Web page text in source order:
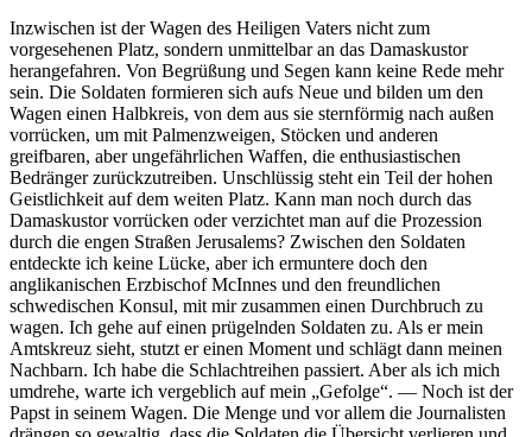
Inzwischen ist der Wagen des Heiligen Vaters nicht zum
vorgesehenen Platz, sondern unmittelbar an das Damaskustor
herangefahren. Von Begrüßung und Segen kann keine Rede mehr
sein. Die Soldaten formieren sich aufs Neue und bilden um den
Wagen einen Halbkreis, von dem aus sie sternförmig nach außen
vorrücken, um mit Palmenzweigen, Stöcken und anderen
greifbaren, aber ungefährlichen Waffen, die enthusiastischen
Bedränger zurückzutreiben. Unschlüssig steht ein Teil der hohen
Geistlichkeit auf dem weiten Platz. Kann man noch durch das
Damaskustor vorrücken oder verzichtet man auf die Prozession
durch die engen Straßen Jerusalems? Zwischen den Soldaten
entdeckte ich keine Lücke, aber ich ermuntere doch den
anglikanischen Erzbischof McInnes und den freundlichen
schwedischen Konsul, mit mir zusammen einen Durchbruch zu
wagen. Ich gehe auf einen prügelnden Soldaten zu. Als er mein
Amtskreuz sieht, stutzt er einen Moment und schlägt dann meinen
Nachbarn. Ich habe die Schlachtreihen passiert. Aber als ich mich
umdrehe, warte ich vergeblich auf mein
Gefolge . — Noch ist der
Papst in seinem Wagen. Die Menge und vor allem die Journalisten